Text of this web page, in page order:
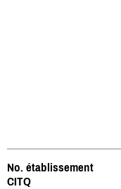
No. établissement
CITQ